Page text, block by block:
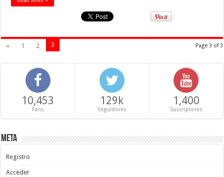
Page 3 of 3
« 1 2 3
10,453
Fans
129k
Seguidores
1,400
Suscriptores
Meta
Registro
Acceder